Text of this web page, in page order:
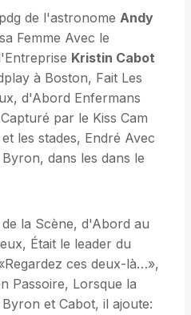
de l'astronome Andy
Femme Avec le
Kristin Cabot
à Boston, Fait Les
d'Abord Enfermans
par le Kiss Cam
les stades, Endré Avec
dans les dans le
la Scène, d'Abord au
Était le leader du
ces deux-là…»,
Passoire, Lorsque la
et Cabot, il ajoute: